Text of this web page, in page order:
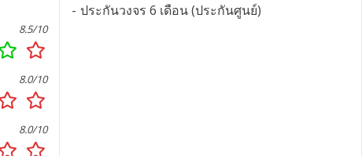
8.5/10
8.0/10
8.0/10
ประกันวงจร 6 เดือน (ประกันศูนย์)